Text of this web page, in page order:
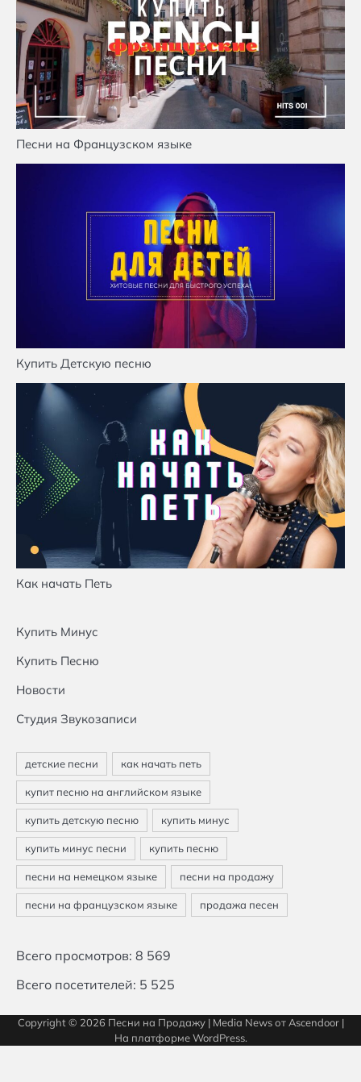
Песни на Французском языке
Купить Детскую песню
Как начать Петь
Купить Минус
Купить Песню
Новости
Студия Звукозаписи
Всего просмотров: 8 569
Всего посетителей: 5 525
Copyright © 2026 Песни на Продажу| Media News от Ascendoor|
На платформеWordPress.